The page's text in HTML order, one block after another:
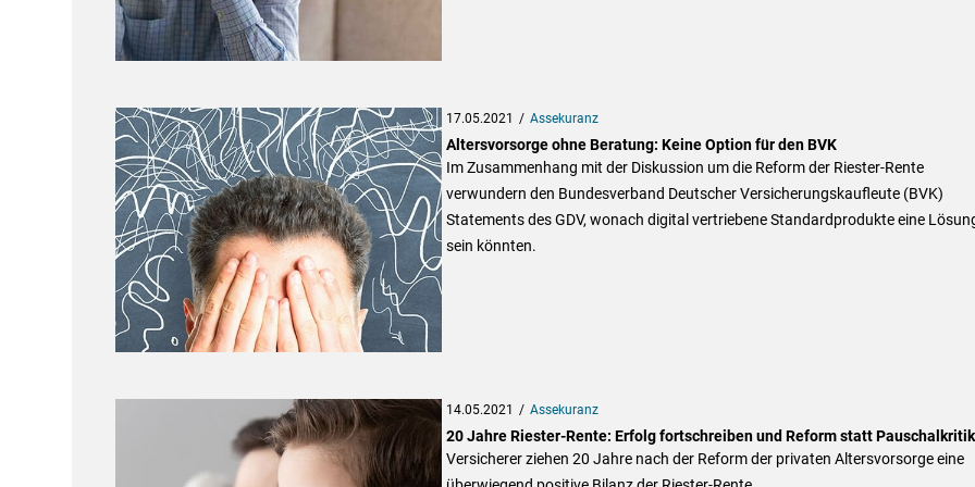
17.05.2021 Assekuranz
Altersvorsorge ohne Beratung: Keine Option für den BVK
Im Zusammenhang mit der Diskussion um die Reform der Riester-Rente
verwundern den Bundesverband Deutscher Versicherungskaufleute (BVK)
Statements des GDV, wonach digital vertriebene Standardprodukte eine
sein könnten.
14.05.2021 Assekuranz
20 Jahre Ries­ter-Rente: Erfolg fort­schrei­ben und Reform statt Pau­schal­kri­tik
Versicherer ziehen 20 Jahre nach der Reform der privaten Altersvorsorge eine